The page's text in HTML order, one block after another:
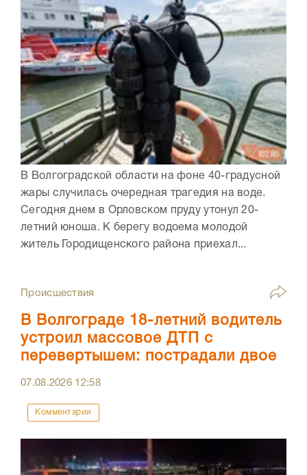
В Волгоградской области на фоне 40-градусной
жары случилась очередная трагедия на воде.
Сегодня днем в Орловском пруду утонул 20-
летний юноша. К берегу водоема молодой
житель Городищенского района приехал...
Происшествия
В Волгограде 18-летний водитель
устроил массовое ДТП с
перевертышем: пострадали двое
07.08.2026 12:58
Комментарии